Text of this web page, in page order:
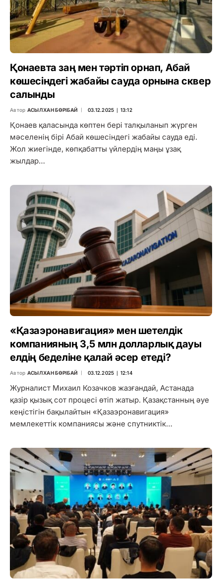
Қонаевта заң мен тәртіп орнап, Абай
көшесіндегі жабайы сауда орнына сквер
салынды
Автор АСЫЛХАН БӨРІБАЙ 03.12.2025 ∣ 13:12
Қонаев қаласында көптен бері талқыланып жүрген
мәселенің бірі Абай көшесіндегі жабайы сауда еді.
Жол жиегінде, көпқабатты үйлердің маңы ұзақ
жылдар…
«Қазаэронавигация» мен шетелдік
компанияның 3,5 млн долларлық дауы
елдің беделіне қалай әсер етеді?
Автор АСЫЛХАН БӨРІБАЙ 03.12.2025 ∣ 12:14
Журналист Михаил Козачков жазғандай, Астанада
қазір қызық сот процесі өтіп жатыр. Қазақстанның әуе
кеңістігін бақылайтын «Қазаэронавигация»
мемлекеттік компаниясы және спутниктік…